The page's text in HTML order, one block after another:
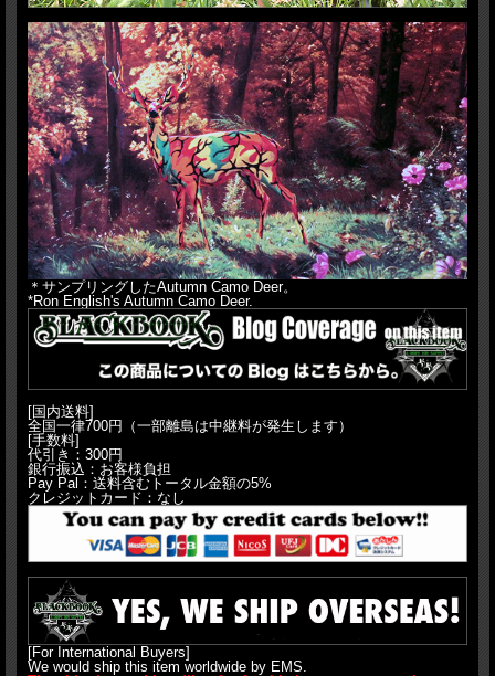
＊サンプリングしたAutumn Camo Deer。
*Ron English's Autumn Camo Deer.
[国内送料]
全国一律700円（一部離島は中継料が発生します）
[手数料]
代引き：300円
銀行振込：お客様負担
Pay Pal：送料含むトータル金額の5%
クレジットカード：なし
[For International Buyers]
We would ship this item worldwide by EMS.